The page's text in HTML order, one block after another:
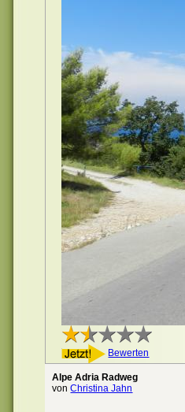
Bewerten
Alpe Adria Radweg
vonChristina Jahn